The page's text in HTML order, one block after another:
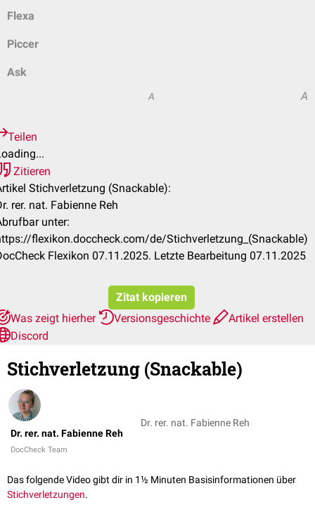
Flexa
Piccer
Ask
A A
Teilen
Zitieren
Stichverletzung (Snackable):
rer. nat. Fabienne Reh
unter:
flexikon.doccheck.com/de/Stichverletzung_(Snackable)
Flexikon 07.11.2025. Letzte Bearbeitung 07.11.2025
Zitat kopieren
Was zeigt hierher
Versionsgeschichte
Artikel erstellen
Discord
Stichverletzung (Snackable)
Dr. rer. nat. Fabienne Reh
DocCheck Team
Dr. rer. nat. Fabienne Reh
Das folgende Video gibt dir in 1½ Minuten Basisinformationen über
Stichverletzungen.